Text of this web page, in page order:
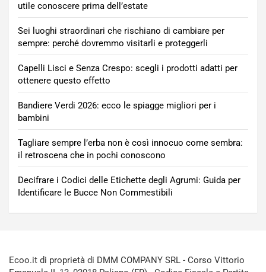
utile conoscere prima dell’estate
Sei luoghi straordinari che rischiano di cambiare per
sempre: perché dovremmo visitarli e proteggerli
Capelli Lisci e Senza Crespo: scegli i prodotti adatti per
ottenere questo effetto
Bandiere Verdi 2026: ecco le spiagge migliori per i
bambini
Tagliare sempre l’erba non è così innocuo come sembra:
il retroscena che in pochi conoscono
Decifrare i Codici delle Etichette degli Agrumi: Guida per
Identificare le Bucce Non Commestibili
Ecoo.it di proprietà di DMM COMPANY SRL - Corso Vittorio